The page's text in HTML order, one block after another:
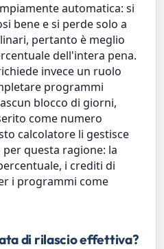
automatica: si
bene e si perde solo a
pertanto è meglio
dell'intera pena.
invece un ruolo
programmi
blocco di giorni,
come numero
calcolatore li gestisce
questa ragione: la
i crediti di
i programmi come
di rilascio effettiva?